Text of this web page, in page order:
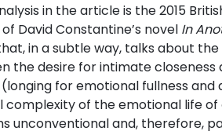
in the article is the 2015
David Constantine’s novel In
in a subtle way, talks about
the desire for intimate closeness
for emotional fullness
of the emotional life
unconventional and, therefore,